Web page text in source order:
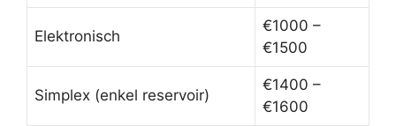
Elektronisch
€1000 –
€1500
Simplex (enkel reservoir)
€1400 –
€1600